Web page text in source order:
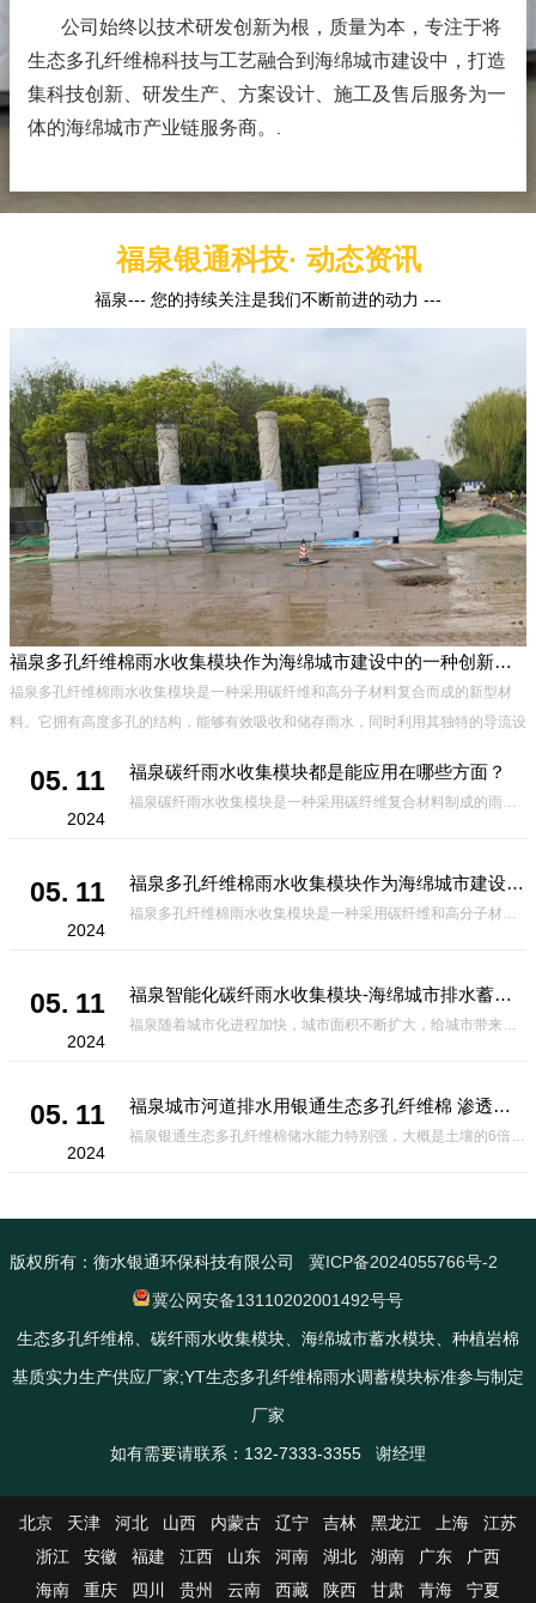
公司始终以技术研发创新为根，质量为本，专注于将
生态多孔纤维棉科技与工艺融合到海绵城市建设中，打造
集科技创新、研发生产、方案设计、施工及售后服务为一
体的海绵城市产业链服务商。
福泉银通科技· 动态资讯
福泉--- 您的持续关注是我们不断前进的动力 ---
福泉多孔纤维棉雨水收集模块作为海绵城市建设中的一种创新材料
福泉多孔纤维棉雨水收集模块是一种采用碳纤维和高分子材料复合而成的新型材
料。它拥有高度多孔的结构，能够有效吸收和储存雨水，同时利用其独特的导流设
05. 11
2024
福泉碳纤雨水收集模块都是能应用在哪些方面？
福泉碳纤雨水收集模块是一种采用碳纤维复合材料制成的雨水收集装置，具有*、环保、可持续等诸多优点。这种模块的设计独特，结构轻巧且强度高，耐腐蚀，能够在各种环境条件下稳定运行。其广泛的应用领域不仅体现在城市规
05. 11
2024
福泉多孔纤维棉雨水收集模块作为海绵城市建设中的一种创新材料
福泉多孔纤维棉雨水收集模块是一种采用碳纤维和高分子材料复合而成的新型材料。它拥有高度多孔的结构，能够有效吸收和储存雨水，同时利用其独特的导流设计，将雨水迅速排出，有效防止城市内涝的发生。此外，该材料还具有
05. 11
2024
福泉智能化碳纤雨水收集模块-海绵城市排水蓄水系统的优选项
福泉随着城市化进程加快，城市面积不断扩大，给城市带来的问题也随之增加。其中之一就是水资源的短缺。雨水收集是一种解决城市水资源短缺的有效途径。在雨水收集技术中，智能化碳纤雨水收集模块的出现，为解决城市水资源
05. 11
2024
福泉城市河道排水用银通生态多孔纤维棉 渗透性好重量轻
福泉银通生态多孔纤维棉储水能力特别强，大概是土壤的6倍，所以在下暴雨或者是严重的雨雪天气时，能将降水量很好的吸收掉，到了天气晴朗之后又会将这些水分蒸发到空气中。这种材料在绿化环保上能起到很大的作用，能够大
版权所有：衡水银通环保科技有限公司
冀ICP备2024055766号-2
冀公网安备13110202001492号号
生态多孔纤维棉、碳纤雨水收集模块、海绵城市蓄水模块、种植岩棉
基质实力生产供应厂家;YT生态多孔纤维棉雨水调蓄模块标准参与制定
厂家
如有需要请联系：132-7333-3355 谢经理
北京 天津 河北 山西 内蒙古 辽宁 吉林 黑龙江 上海
江苏
浙江
安徽 福建 江西 山东 河南 湖北 湖南 广东
广西
海南
重庆 四川 贵州 云南 西藏 陕西 甘肃 青海 宁夏